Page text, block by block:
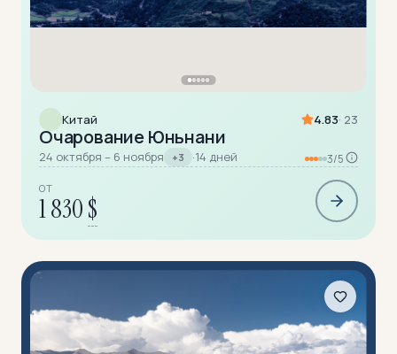
Китай 4.83· 23
Очарование Юньнани
24 октября – 6 ноября +3 ·14 дней 3/5
ОТ
1 830$